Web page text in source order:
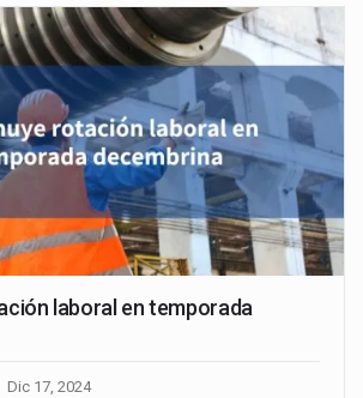
laboral en temporada
Dic 17, 2024